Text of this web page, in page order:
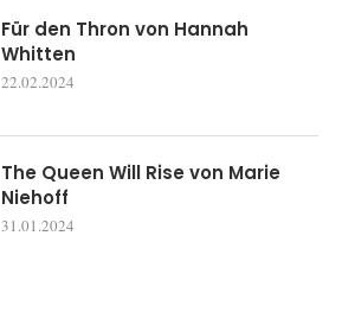
Für den Thron von Hannah
Whitten
22.02.2024
The Queen Will Rise von Marie
Niehoff
31.01.2024